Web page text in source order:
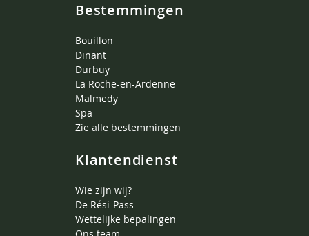
Bestemmingen
Bouillon
Dinant
Durbuy
La Roche-en-Ardenne
Malmedy
Spa
Zie alle bestemmingen
Klantendienst
Wie zijn wij?
De Rési-Pass
Wettelijke bepalingen